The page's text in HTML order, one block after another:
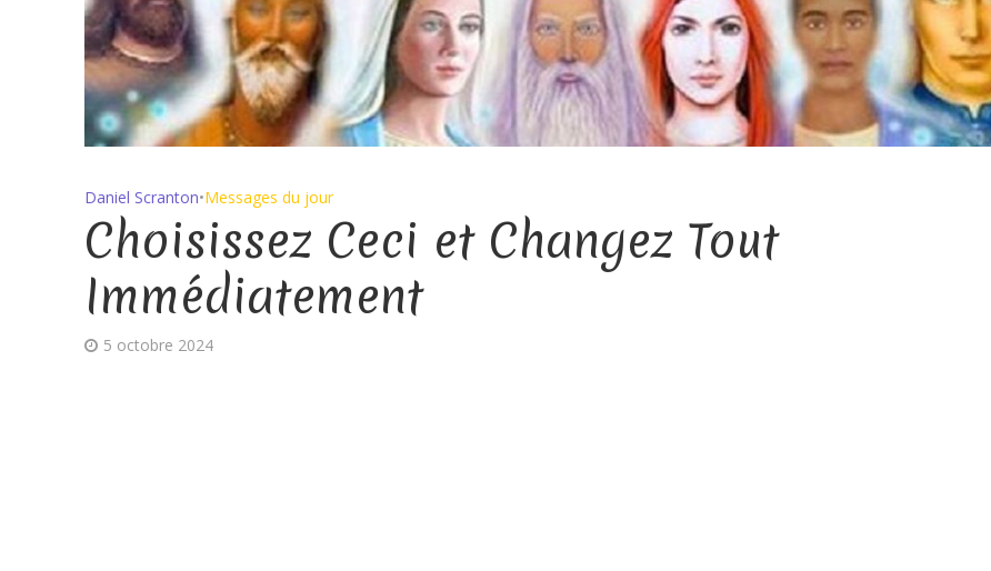
Daniel Scranton•Messages du jour
Choisissez Ceci et Changez Tout
Immédiatement
5 octobre 2024